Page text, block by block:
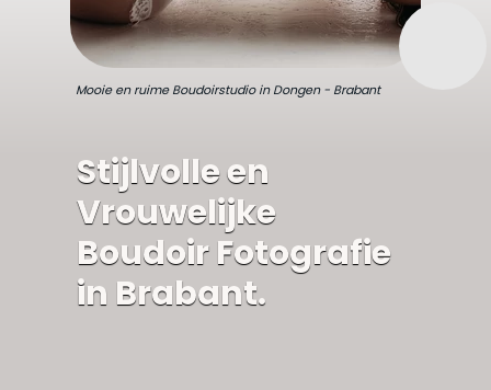
Stijlvolle en
Vrouwelijke
Boudoir Fotografie
in Brabant.
Mooie en ruime Boudoirstudio in Dongen - Brabant